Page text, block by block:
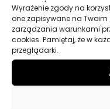
Wyrażenie zgody na
one zapisywane na
zarządzania warunkami
cookies. Pamiętaj, że w
przeglądarki.
Dobierz filtr
TWOJE KONTO
Informacje prawne